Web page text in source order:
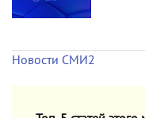
Новости СМИ2